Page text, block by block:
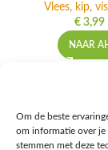
Om de beste
om informatie over je
stemmen met deze
Vlees, kip,
€ 3,99
NAAR
Ontdek de beste